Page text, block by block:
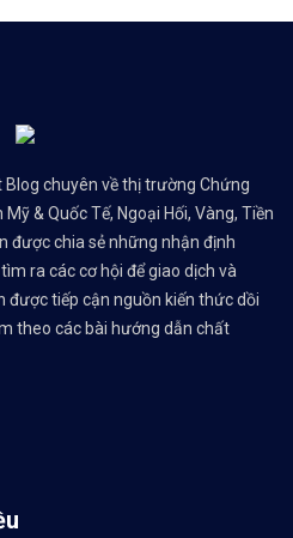
chuyên về thị trường Chứng
& Quốc Tế, Ngoại Hối, Vàng, Tiền
được chia sẻ những nhận định
ra các cơ hội để giao dịch và
được tiếp cận nguồn kiến thức dồi
theo các bài hướng dẫn chất